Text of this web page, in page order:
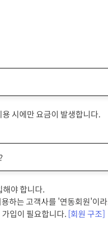
시에만 요금이 발생합니다.
해야 합니다.
하는 고객사를 '연동회원'이
입이 필요합니다.[회원 구조]